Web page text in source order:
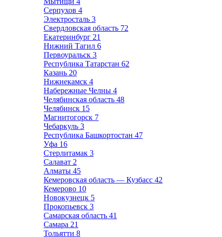
Серпухов 4
Электросталь 3
Свердловская область 72
Екатеринбург 21
Нижний Тагил 6
Первоуральск 3
Республика Татарстан 62
Казань 20
Нижнекамск 4
Набережные Челны 4
Челябинская область 48
Челябинск 15
Магнитогорск 7
Чебаркуль 3
Республика Башкортостан 47
Уфа 16
Стерлитамак 3
Салават 2
Алматы 45
Кемеровская область — Кузбасс 42
Кемерово 10
Новокузнецк 5
Прокопьевск 3
Самарская область 41
Самара 21
Тольятти 8